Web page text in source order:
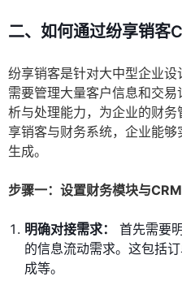
二、如何通过纷享销客
纷享销客是针对大中型企业
需要管理大量客户信息和交
析与处理能力，为企业的财
享销客与财务系统，企业能
生成。
步骤一：设置财务模块与
明确对接需求：
首先需要
的信息流动需求。这包括
成等。